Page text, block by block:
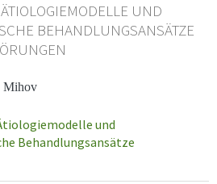
UND
BEHANDLUNGSANSÄTZE
Mihov
und
Behandlungsansätze